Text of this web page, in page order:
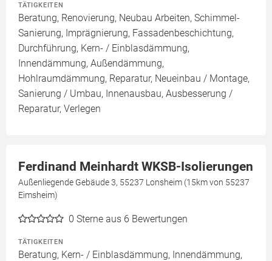
TÄTIGKEITEN
Beratung, Renovierung, Neubau Arbeiten, Schimmel-
Sanierung, Imprägnierung, Fassadenbeschichtung,
Durchführung, Kern- / Einblasdämmung,
Innendämmung, Außendämmung,
Hohlraumdämmung, Reparatur, Neueinbau / Montage,
Sanierung / Umbau, Innenausbau, Ausbesserung /
Reparatur, Verlegen
Ferdinand Meinhardt WKSB-Isolierungen
Außenliegende Gebäude 3, 55237 Lonsheim (15km von 55237
Eimsheim)
0 Sterne aus 6 Bewertungen
TÄTIGKEITEN
Beratung, Kern- / Einblasdämmung, Innendämmung,